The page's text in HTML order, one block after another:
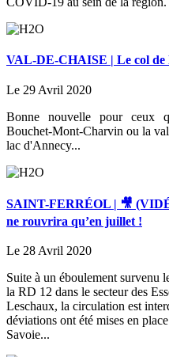
VAL-DE-CHAISE | Le col de
Le 29 Avril 2020
Bonne nouvelle pour ceux
Bouchet-Mont-Charvin ou la
lac d'Annecy...
SAINT-FERRÉOL | 🎥
ne rouvrira qu’en juillet !
Le 28 Avril 2020
Suite à un éboulement survenu
la RD 12 dans le secteur des
Leschaux, la circulation est
déviations ont été mises en
Savoie...